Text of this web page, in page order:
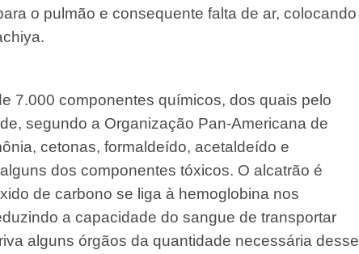
o pulmão e consequente falta de ar, colocando
7.000 componentes químicos, dos quais pelo
segundo a Organização Pan-Americana de
cetonas, formaldeído, acetaldeído e
dos componentes tóxicos. O alcatrão é
de carbono se liga à hemoglobina nos
a capacidade do sangue de transportar
alguns órgãos da quantidade necessária desse